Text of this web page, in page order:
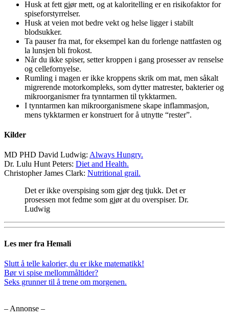
Husk at fett gjør mett, og at kaloritelling er en risikofaktor for
spiseforstyrrelser.
Husk at veien mot bedre vekt og helse ligger i stabilt
blodsukker.
Ta pauser fra mat, for eksempel kan du forlenge nattfasten og
la lunsjen bli frokost.
Når du ikke spiser, setter kroppen i gang prosesser av renselse
og cellefornyelse.
Rumling i magen er ikke kroppens skrik om mat, men såkalt
migrerende motorkompleks, som dytter matrester, bakterier og
mikroorganismer fra tynntarmen til tykktarmen.
I tynntarmen kan mikroorganismene skape inflammasjon,
mens tykktarmen er konstruert for å utnytte “rester”.
Kilder
MD PHD David Ludwig: Always Hungry.
Dr. Lulu Hunt Peters: Diet and Health.
Christopher James Clark: Nutritional grail.
Det er ikke overspising som gjør deg tjukk. Det er
prosessen mot fedme som gjør at du overspiser. Dr.
Ludwig
Les mer fra Hemali
Slutt å telle kalorier, du er ikke matematikk!
Bør vi spise mellommåltider?
Seks grunner til å trene om morgenen.
– Annonse –